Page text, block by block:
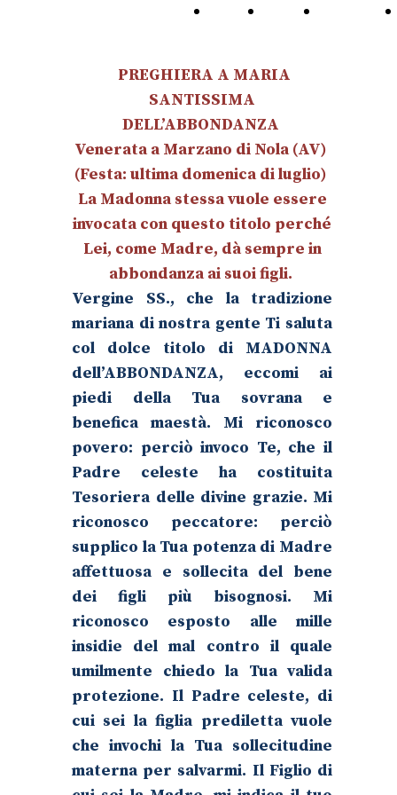
Home
PREGHIERA A MARIA
SANTISSIMA
DELL’ABBONDANZA
Venerata a Marzano di Nola (AV)
(Festa: ultima domenica di luglio)
La Madonna stessa vuole essere
invocata con questo titolo perché
Lei, come Madre, dà sempre in
abbondanza ai suoi figli.
Vergine SS., che la tradizione
mariana di nostra gente Ti saluta
col dolce titolo di MADONNA
dell’ABBONDANZA, eccomi ai
piedi della Tua sovrana e
benefica maestà. Mi riconosco
povero: perciò invoco Te, che il
Padre celeste ha costituita
Tesoriera delle divine grazie. Mi
riconosco peccatore: perciò
supplico la Tua potenza di Madre
affettuosa e sollecita del bene
dei figli più bisognosi. Mi
riconosco esposto alle mille
insidie del mal contro il quale
umilmente chiedo la Tua valida
protezione. Il Padre celeste, di
cui sei la figlia prediletta vuole
che invochi la Tua sollecitudine
materna per salvarmi. Il Figlio di